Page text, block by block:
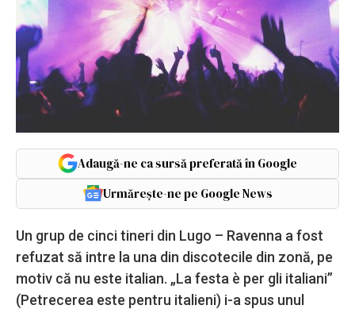
Adaugă-ne ca sursă preferată în Google
Urmărește-ne pe Google News
Un grup de cinci tineri din Lugo – Ravenna a fost
refuzat să intre la una din discotecile din zonă, pe
motiv că nu este italian. „La festa è per gli italiani”
(Petrecerea este pentru italieni) i-a spus unul